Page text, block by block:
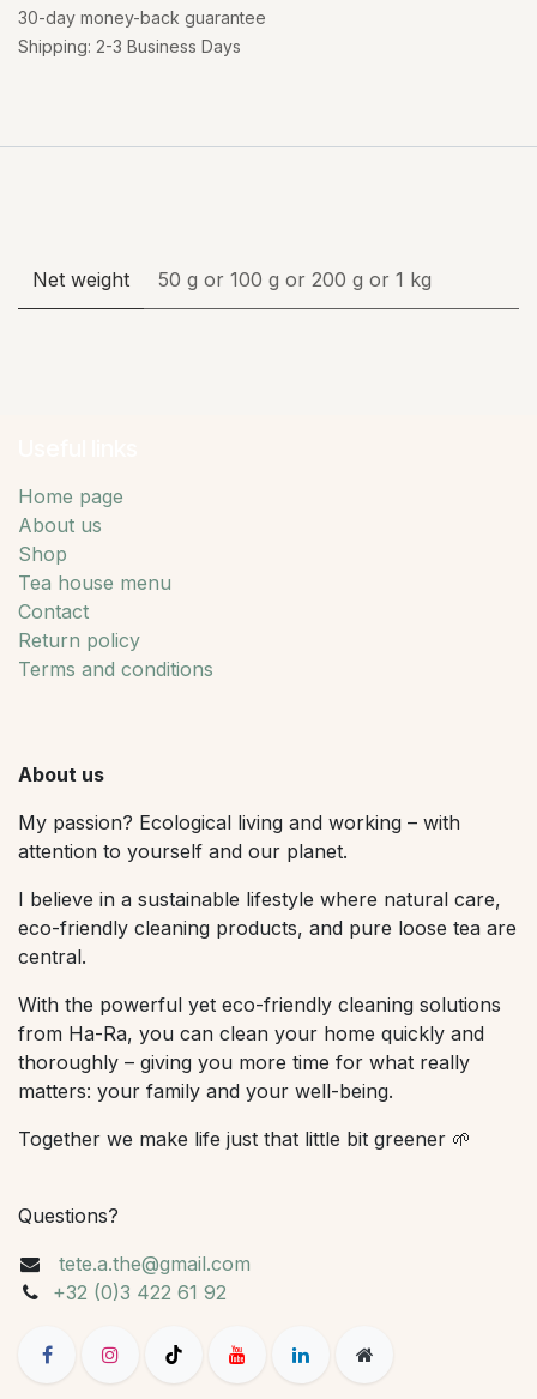
30-day money-back guarantee
Shipping: 2-3 Business Days
Net weight 50 g or 100 g or 200 g or 1 kg
Home page
About us
Shop
Tea house menu
Contact
Return policy
Terms and conditions
About us
My passion? Ecological living and working – with
attention to yourself and our planet.
I believe in a sustainable lifestyle where natural care,
eco-friendly cleaning products, and pure loose tea are
central.
With the powerful yet eco-friendly cleaning solutions
from Ha-Ra, you can clean your home quickly and
thoroughly – giving you more time for what really
matters: your family and your well-being.
Together we make life just that little bit greener 🌱
Questions?
tete.a.the@gmail.com
+32 (0)3 422 61 92